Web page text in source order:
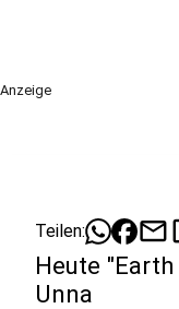
Anzeige
Teilen: mail
Heute
Unna